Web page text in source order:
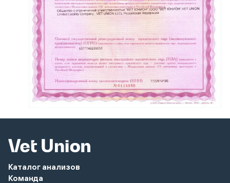
Каталог анализов
Команда